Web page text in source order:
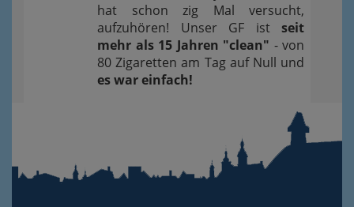
hat schon zig Mal versucht,
aufzuhören! Unser GF ist seit
mehr als 15 Jahren "clean" - von
80 Zigaretten am Tag auf Null und
es war einfach!